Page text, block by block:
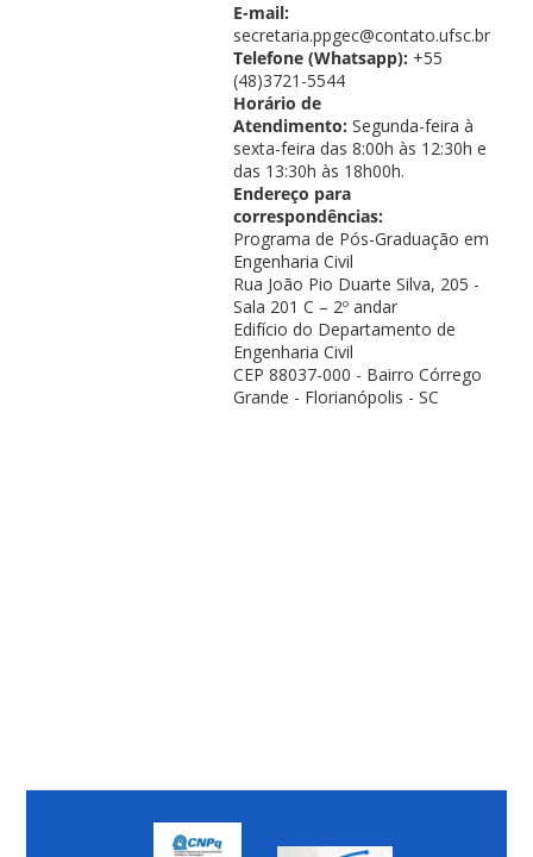
E-mail:
secretaria.ppgec@contato.ufsc.br
Telefone (Whatsapp): +55
(48)3721-5544
Horário de
Atendimento: Segunda-feira à
sexta-feira das 8:00h às 12:30h e
das 13:30h às 18h00h.
Endereço para
correspondências:
Programa de Pós-Graduação em
Engenharia Civil
Rua João Pio Duarte Silva, 205 -
Sala 201 C – 2º andar
Edifício do Departamento de
Engenharia Civil
CEP 88037-000 - Bairro Córrego
Grande - Florianópolis - SC